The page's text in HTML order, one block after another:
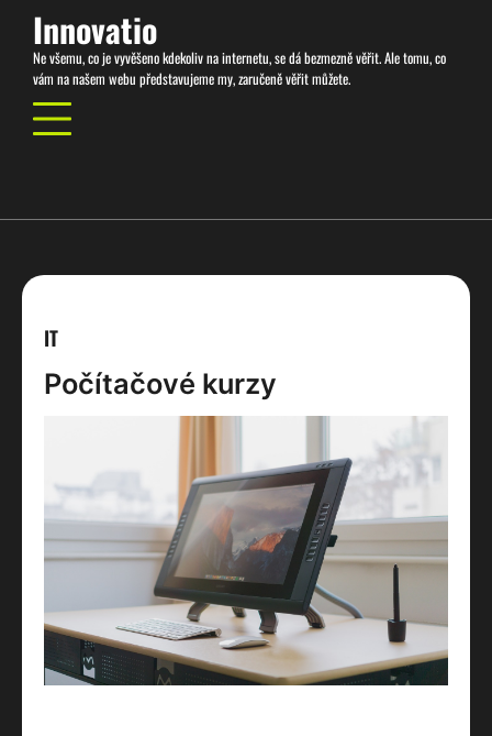
content
Innovatio
Ne všemu, co je vyvěšeno kdekoliv na internetu, se dá bezmezně věřit. Ale tomu, co
vám na našem webu představujeme my, zaručeně věřit můžete.
IT
Počítačové kurzy